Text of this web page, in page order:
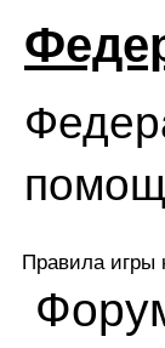
Правила игры